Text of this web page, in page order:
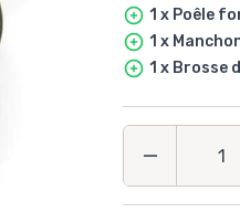
1 x Poêle
1 x
1 x Brosse